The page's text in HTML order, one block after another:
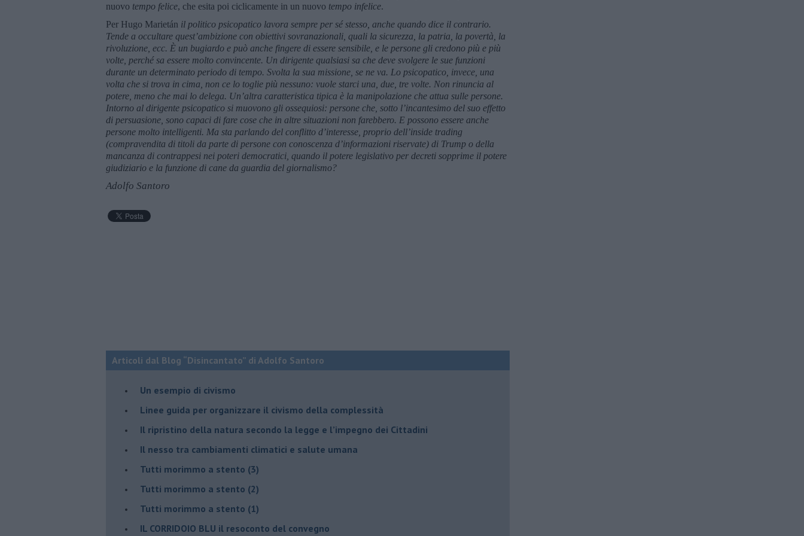
nuovo tempo felice, che esita poi ciclicamente in un nuovo tempo infelice.
Per Hugo Marietán il politico psicopatico lavora sempre per sé stesso, anche quando dice il contrario.
Tende a occultare quest’ambizione con obiettivi sovranazionali, quali la sicurezza, la patria, la povertà, la
rivoluzione, ecc. È un bugiardo e può anche fingere di essere sensibile, e le persone gli credono più e più
volte, perché sa essere molto convincente. Un dirigente qualsiasi sa che deve svolgere le sue funzioni
durante un determinato periodo di tempo. Svolta la sua missione, se ne va. Lo psicopatico, invece, una
volta che si trova in cima, non ce lo toglie più nessuno: vuole starci una, due, tre volte. Non rinuncia al
potere, meno che mai lo delega. Un’altra caratteristica tipica è la manipolazione che attua sulle persone.
Intorno al dirigente psicopatico si muovono gli ossequiosi: persone che, sotto l’incantesimo del suo effetto
di persuasione, sono capaci di fare cose che in altre situazioni non farebbero. E possono essere anche
persone molto intelligenti. Ma sta parlando del conflitto d’interesse, proprio dell’inside trading
(compravendita di titoli da parte di persone con conoscenza d’informazioni riservate) di Trump o della
mancanza di contrappesi nei poteri democratici, quando il potere legislativo per decreti sopprime il potere
giudiziario e la funzione di cane da guardia del giornalismo?
Adolfo Santoro
Articoli dal Blog “Disincantato” di Adolfo Santoro
​Un esempio di civismo
​Linee guida per organizzare il civismo della complessità
​Il ripristino della natura secondo la legge e l’impegno dei Cittadini
Il nesso tra cambiamenti climatici e salute umana
Tutti morimmo a stento (3)
Tutti morimmo a stento (2)
​Tutti morimmo a stento (1)
IL CORRIDOIO BLU il resoconto del convegno